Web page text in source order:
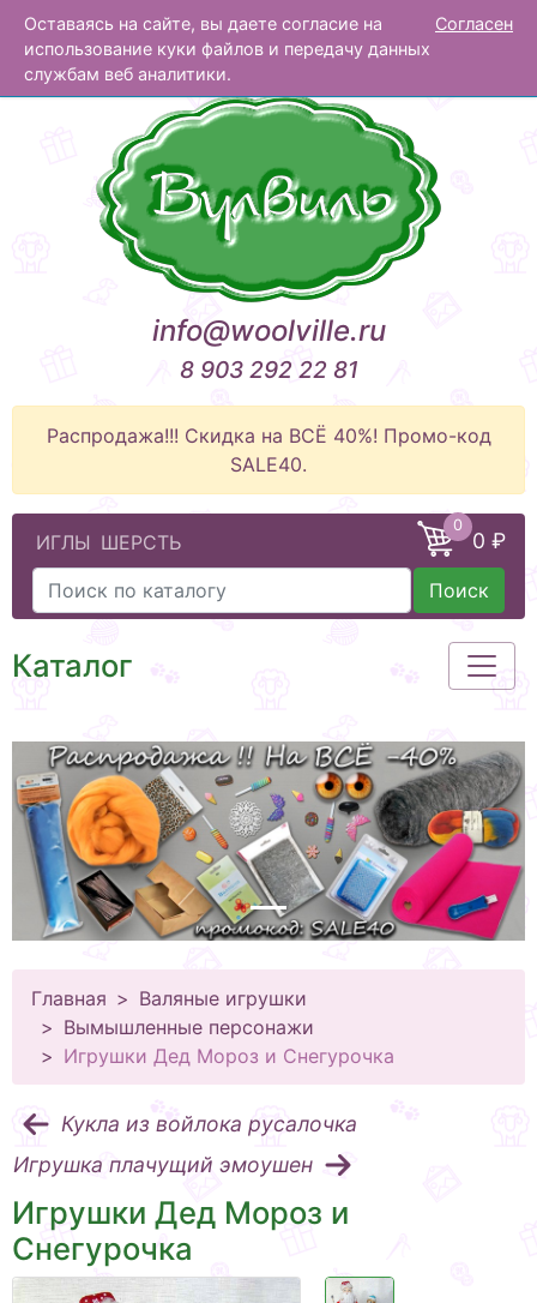
Оставаясь на сайте, вы даете согласие на
использование куки файлов и передачу данных
службам веб аналитики.
Согласен
Вулвиль
info@woolville.ru
8 903 292 22 81
Распродажа!!! Скидка на ВСЁ 40%! Промо-код
SALE40.
ИГЛЫ ШЕРСТЬ
0
0 ₽
Поиск
Каталог
Главная
Валяные игрушки
Вымышленные персонажи
Игрушки Дед Мороз и Снегурочка
Кукла из войлока русалочка
Игрушка плачущий эмоушен
Игрушки Дед Мороз и
Снегурочка